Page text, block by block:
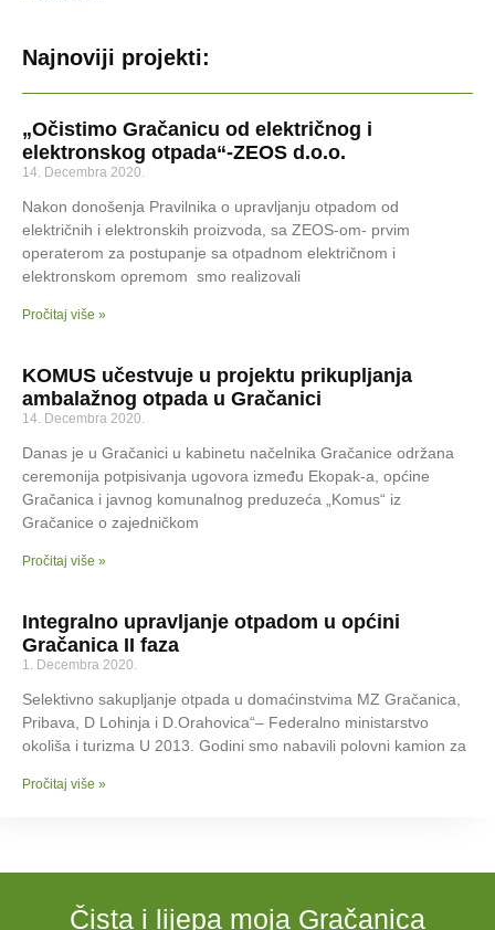
Najnoviji projekti:
„Očistimo Gračanicu od električnog i
elektronskog otpada“-ZEOS d.o.o.
14. Decembra 2020.
Nakon donošenja Pravilnika o upravljanju otpadom od
električnih i elektronskih proizvoda, sa ZEOS-om- prvim
operaterom za postupanje sa otpadnom električnom i
elektronskom opremom smo realizovali
Pročitaj više »
KOMUS učestvuje u projektu prikupljanja
ambalažnog otpada u Gračanici
14. Decembra 2020.
Danas je u Gračanici u kabinetu načelnika Gračanice održana
ceremonija potpisivanja ugovora između Ekopak-a, općine
Gračanica i javnog komunalnog preduzeća „Komus“ iz
Gračanice o zajedničkom
Pročitaj više »
Integralno upravljanje otpadom u općini
Gračanica II faza
1. Decembra 2020.
Selektivno sakupljanje otpada u domaćinstvima MZ Gračanica,
Pribava, D Lohinja i D.Orahovica“– Federalno ministarstvo
okoliša i turizma U 2013. Godini smo nabavili polovni kamion za
Pročitaj više »
Čista i lijepa moja Gračanica